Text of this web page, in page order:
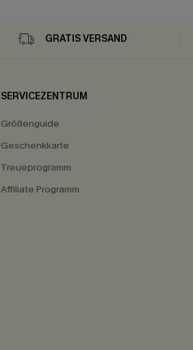
GRATIS VERSAND
SERVICEZENTRUM
Größenguide
Geschenkkarte
Treueprogramm
Affiliate Programm